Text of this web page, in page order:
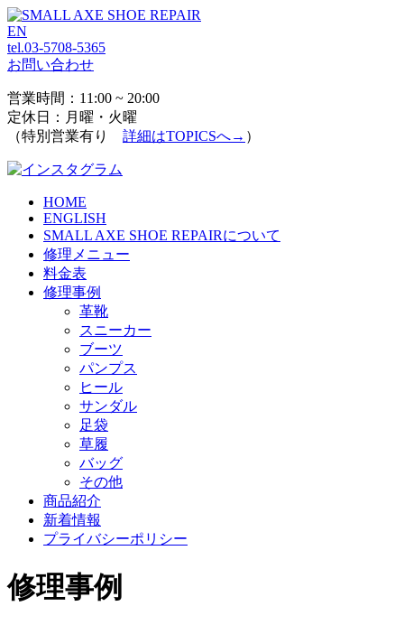
EN
tel.03-5708-5365
お問い合わせ
営業時間：11:00 ~ 20:00
定休日：月曜・火曜
（特別営業有り 詳細はTOPICSへ→ ）
HOME
ENGLISH
SMALL AXE SHOE REPAIRについて
修理メニュー
料金表
修理事例
革靴
スニーカー
ブーツ
パンプス
ヒール
サンダル
足袋
草履
バッグ
その他
商品紹介
新着情報
プライバシーポリシー
修理事例